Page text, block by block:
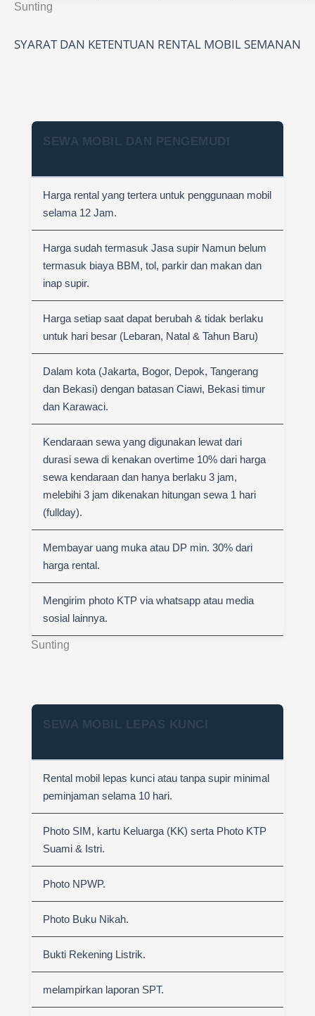
Sunting
SYARAT DAN KETENTUAN RENTAL MOBIL SEMANAN
Sunting
SEWA MOBIL DAN PENGEMUDI
Harga rental yang tertera untuk penggunaan mobil
selama 12 Jam.
Harga sudah termasuk Jasa supir Namun belum
termasuk biaya BBM, tol, parkir dan makan dan
inap supir.
Harga setiap saat dapat berubah & tidak berlaku
untuk hari besar (Lebaran, Natal & Tahun Baru)
Dalam kota (Jakarta, Bogor, Depok, Tangerang
dan Bekasi) dengan batasan Ciawi, Bekasi timur
dan Karawaci.
Kendaraan sewa yang digunakan lewat dari
durasi sewa di kenakan overtime 10% dari harga
sewa kendaraan dan hanya berlaku 3 jam,
melebihi 3 jam dikenakan hitungan sewa 1 hari
(fullday).
Membayar uang muka atau DP min. 30% dari
harga rental.
Mengirim photo KTP via whatsapp atau media
sosial lainnya.
SEWA MOBIL LEPAS KUNCI
Rental mobil lepas kunci atau tanpa supir minimal
peminjaman selama 10 hari.
Photo SIM, kartu Keluarga (KK) serta Photo KTP
Suami & Istri.
Photo NPWP.
Photo Buku Nikah.
Bukti Rekening Listrik.
melampirkan laporan SPT.